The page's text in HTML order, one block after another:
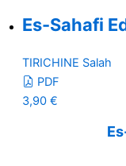
Es-Sahafi
TIRICHINE Salah
PDF
3,90 €